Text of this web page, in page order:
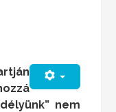
nem